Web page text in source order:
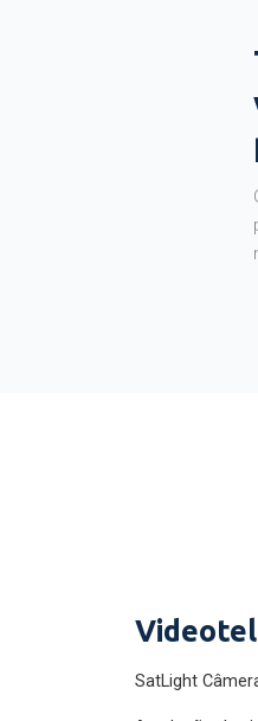
SatLight
A solução de